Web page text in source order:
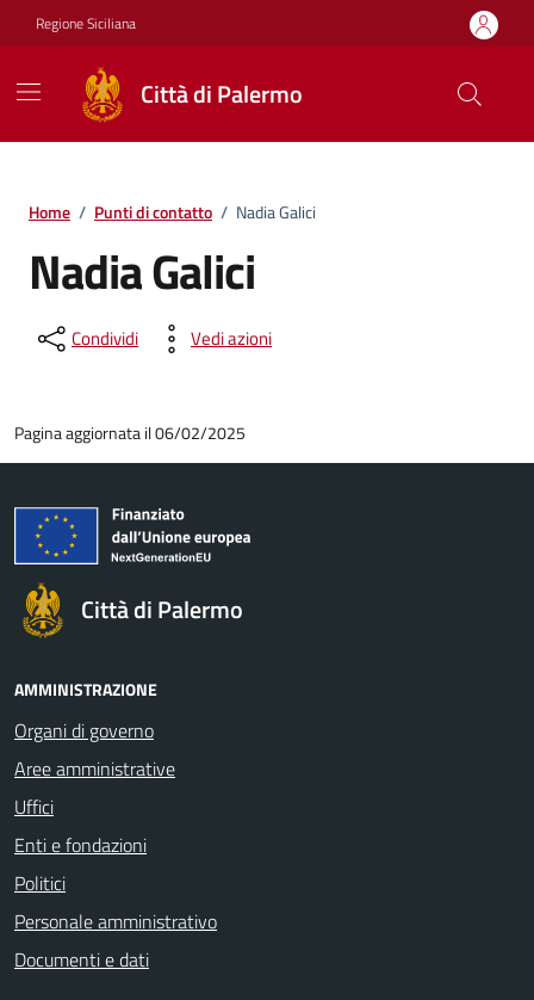
Vai ai contenuti
Vai al footer
Regione Siciliana
Città di Palermo
Home / Punti di contatto / Nadia Galici
Nadia Galici
Condividi Vedi azioni
Pagina aggiornata il 06/02/2025
Città di Palermo
AMMINISTRAZIONE
Organi di governo
Aree amministrative
Uffici
Enti e fondazioni
Politici
Personale amministrativo
Documenti e dati